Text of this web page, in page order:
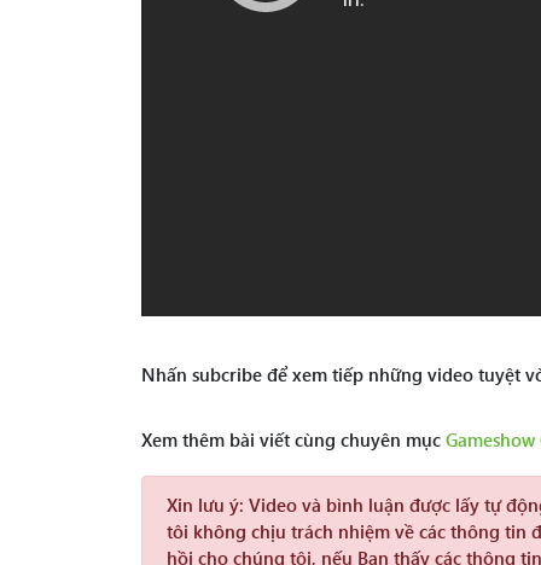
Nhấn subcribe để xem tiếp những video tuyệt
Xem thêm bài viết cùng chuyên mục Gameshow
Xin lưu ý: Video và bình luận được lấy tự
tôi không chịu trách nhiệm về các thông tin
hồi cho chúng tôi, nếu Bạn thấy các thông